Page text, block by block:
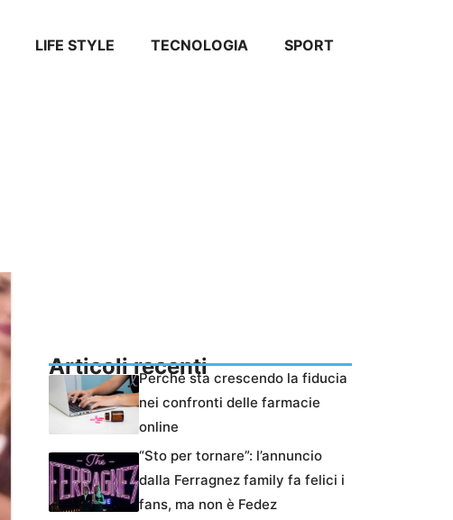
LIFE STYLE TECNOLOGIA SPORT
Articoli recentiPerché sta crescendo la fiducia
nei confronti delle farmacie
online
“Sto per tornare”: l’annuncio
dalla Ferragnez family fa felici i
fans, ma non è Fedez